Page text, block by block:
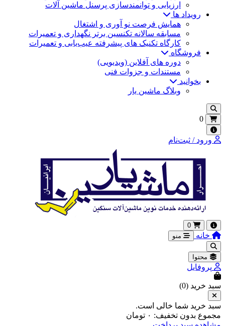
ارزیابی و توانمندسازی پرسنل ماشین آلات
رویداد ها
همایش فرصت نو آوری و اشتغال
مسابقه سالانه تکنسین برتر نگهداری و تعمیرات
کارگاه تکنیک‌ های پیشرفته عیب‌یابی و تعمیرات
فروشگاه
دوره های آفلاین (ویدیویی)
مستندات و جزوات فنی
بخوانید
وبلاگ ماشین یار
0
ورود / ثبت‌نام
0
خانه منو
محتوا
پروفایل
سبد خرید (0
)
سبد خرید شما خالی است.
مجموع بدون تخفیف: ۰ تومان